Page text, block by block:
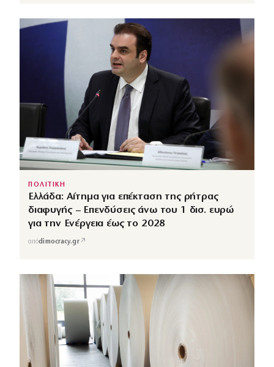
ΠΟΛΙΤΙΚΗ
Ελλάδα: Αίτημα για επέκταση της ρήτρας
διαφυγής – Επενδύσεις άνω του 1 δισ. ευρώ
για την Ενέργεια έως το 2028
απόdimocracy.gr↗